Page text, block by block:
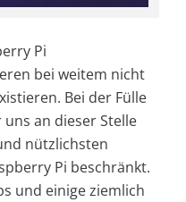
Pi
bei weitem nicht
Bei der Fülle
an dieser Stelle
nützlichsten
Pi beschränkt.
und einige ziemlich